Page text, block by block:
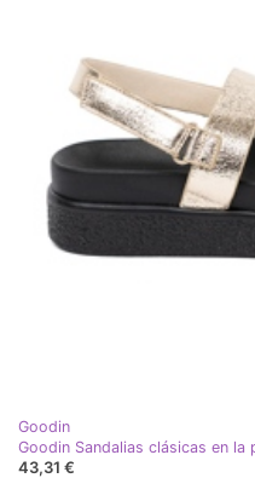
Goodin
Goodin Sandalias clásicas en
43,31 €